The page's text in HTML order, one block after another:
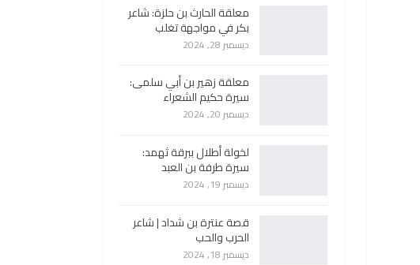
معلقة الحارث بن حلزة: شاعر
بكر في مواجهة تغلب
ديسمبر 28, 2024
معلقة زهير بن أبي سلمى:
سيرة حكيم الشعراء
ديسمبر 20, 2024
لخولة أطلال ببرقة ثهمد:
سيرة طرفة بن العبد
ديسمبر 19, 2024
قصة عنترة بن شداد | شاعر
الحرب والحب
ديسمبر 18, 2024